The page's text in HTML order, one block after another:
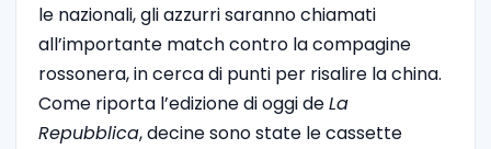
le nazionali, gli azzurri saranno chiamati
all’importante match contro la compagine
rossonera, in cerca di punti per risalire la china.
Come riporta l’edizione di oggi deLa
Repubblica, decine sono state le cassette